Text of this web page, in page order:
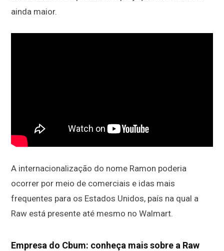
ainda maior.
A internacionalização do nome Ramon poderia
ocorrer por meio de comerciais e idas mais
frequentes para os Estados Unidos, país na qual a
Raw está presente até mesmo no Walmart.
Empresa do Cbum: conheça mais sobre a Raw